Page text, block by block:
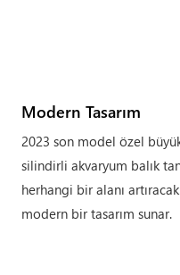
Modern Tasarım
2023 son model özel
silindirli akvaryum balık
herhangi bir alanı artıracak
modern bir tasarım sunar.